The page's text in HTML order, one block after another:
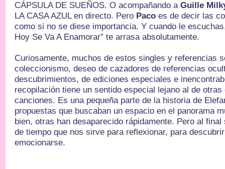
CÁPSULA DE SUEÑOS. O acompañando aGuille
LA CASA AZUL en directo. Pero Paco es de decir las
como si no se diese importancia. Y cuando le
Hoy Se Va A Enamorar” te arrasa absolutamente.
Curiosamente, muchos de estos singles y referencias
coleccionismo, deseo de cazadores de referencias
descubrimientos, de ediciones especiales e
recopilación tiene un sentido especial lejano al de
canciones. Es una pequeña parte de la historia de
propuestas que buscaban un espacio en el panorama
bien, otras han desaparecido rápidamente. Pero al
de tiempo que nos sirve para reflexionar, para
emocionarse.